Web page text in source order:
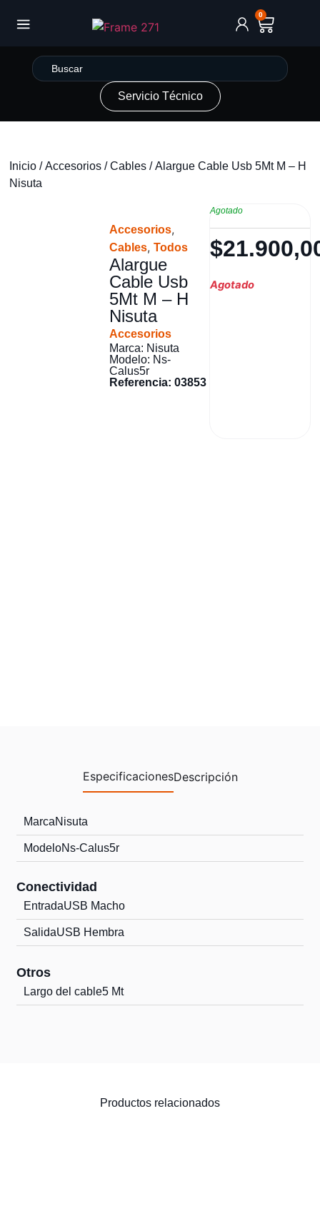
0
Servicio Técnico
Inicio /Accesorios /Cables / Alargue Cable Usb 5Mt M – H
Nisuta
Accesorios,
Cables, Todos
Alargue
Cable Usb
5Mt M – H
Nisuta
Accesorios
Marca: Nisuta
Modelo: Ns-
Calus5r
Referencia: 03853
Agotado
$
Agotado
EspecificacionesDescripción
MarcaNisuta
ModeloNs-Calus5r
Conectividad
EntradaUSB Macho
SalidaUSB Hembra
Otros
Largo del cable5 Mt
Productos relacionados